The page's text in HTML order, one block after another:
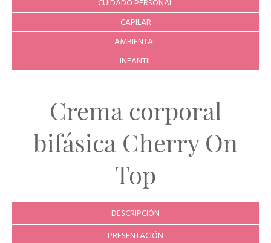
CAPILAR
AMBIENTAL
INFANTIL
Crema corporal
bifásica Cherry On
Top
DESCRIPCIÓN
PRESENTACIÓN